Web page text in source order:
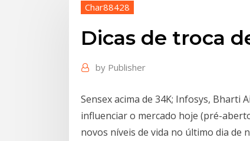
Char88428
Dicas de troca
by Publisher
Sensex acima de 34K; Infosys, Bharti
influenciar o mercado hoje (pré-
novos níveis de vida no último dia de